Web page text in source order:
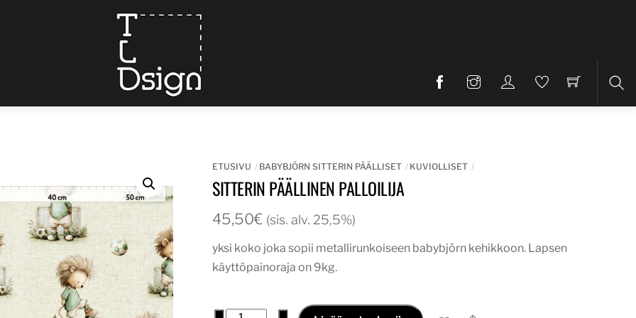
ETUSIVU BABYBJÖRN SITTERIN PÄÄLLISET KUVIOLLISET
SITTERIN PÄÄLLINEN PALLOILIJA
45,50€ (sis. alv. 25,5%)
yksi koko joka sopii metallirunkoiseen babybjörn kehikkoon. Lapsen
käyttöpainoraja on 9kg.